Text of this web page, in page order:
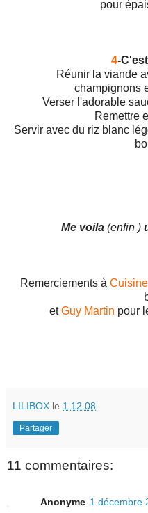
pour
4-
Réunir la viande
champignons
Verser l'adorable
Remettre
Servir avec du riz blanc
Me voila (enfin )
Remerciements à
et Guy Martin pour
LILIBOX le 1.12.08
Partager
11 commentaires:
Anonyme 1 décembre